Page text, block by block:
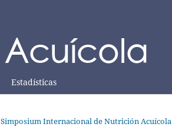
Estadísticas
Internacional de Nutrición Acuícola